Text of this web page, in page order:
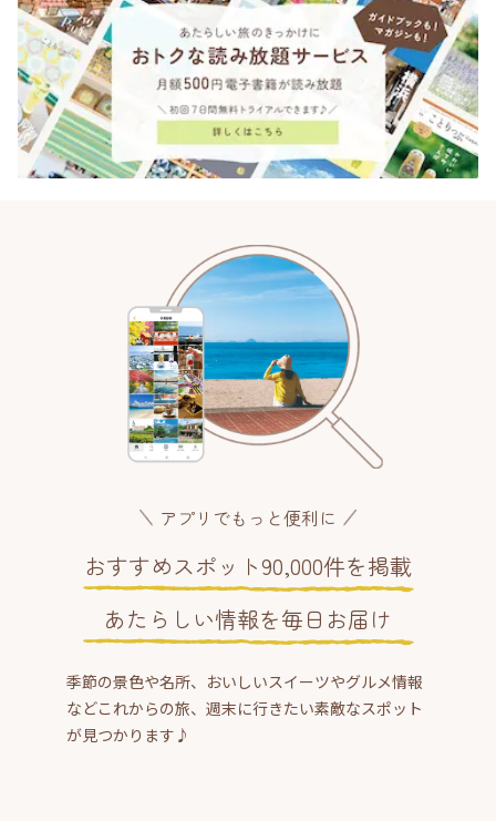
アプリでもっと便利に
おすすめスポット90,000件を掲載
あたらしい情報を毎日お届け
季節の景色や名所、おいしいスイーツやグルメ情報
などこれからの旅、週末に行きたい素敵なスポット
が見つかります♪